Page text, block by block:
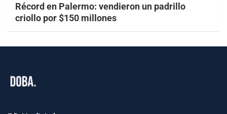
Récord en Palermo: vendieron un padrillo
criollo por $150 millones